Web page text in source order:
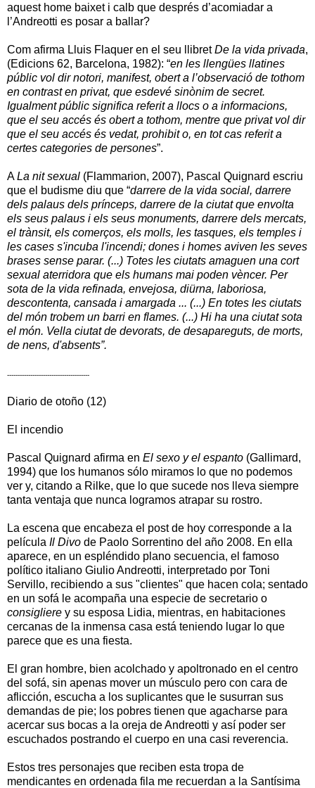
aquest home baixet i calb que després d’acomiadar a
l’Andreotti es posar a ballar?
Com afirma Lluis Flaquer en el seu llibretDe la vida privada,
(Edicions 62, Barcelona, 1982): “en les llengües llatines
públic vol dir notori, manifest, obert a l’observació de tothom
en contrast en privat, que esdevé sinònim de secret.
Igualment públic significa referit a llocs o a informacions,
que el seu accés és obert a tothom, mentre que privat vol dir
que el seu accés és vedat, prohibit o, en tot cas referit a
certes categories de persones”.
ALa nit sexual (Flammarion, 2007), Pascal Quignard escriu
que el budisme diu que “darrere de la vida social, darrere
dels palaus dels prínceps, darrere de la ciutat que envolta
els seus palaus i els seus monuments, darrere dels mercats,
el trànsit, els comerços, els molls, les tasques, els temples i
les cases s'incuba l'incendi; dones i homes aviven les seves
brases sense parar. (...) Totes les ciutats amaguen una cort
sexual aterridora que els humans mai poden vèncer. Per
sota de la vida refinada, envejosa, diürna, laboriosa,
descontenta, cansada i amargada ... (...) En totes les ciutats
del món trobem un barri en flames. (...) Hi ha una ciutat sota
el món. Vella ciutat de devorats, de desapareguts, de morts,
de nens, d'absents”.
---------------------------------------
Diario de otoño (12)
El incendio
Pascal Quignard afirma en El sexo y el espanto (Gallimard,
1994) que los humanos sólo miramos lo que no podemos
ver y, citando a Rilke, que lo que sucede nos lleva siempre
tanta ventaja que nunca logramos atrapar su rostro.
La escena que encabeza el post de hoy corresponde a la
película Il Divo de Paolo Sorrentino del año 2008. En ella
aparece, en un espléndido plano secuencia, el famoso
político italiano Giulio Andreotti, interpretado por Toni
Servillo, recibiendo a sus "clientes" que hacen cola; sentado
en un sofá le acompaña una especie de secretario o
consigliere y su esposa Lidia, mientras, en habitaciones
cercanas de la inmensa casa está teniendo lugar lo que
parece que es una fiesta.
El gran hombre, bien acolchado y apoltronado en el centro
del sofá, sin apenas mover un músculo pero con cara de
aflicción, escucha a los suplicantes que le susurran sus
demandas de pie; los pobres tienen que agacharse para
acercar sus bocas a la oreja de Andreotti y así poder ser
escuchados postrando el cuerpo en una casi reverencia.
Estos tres personajes que reciben esta tropa de
mendicantes en ordenada fila me recuerdan a la Santísima